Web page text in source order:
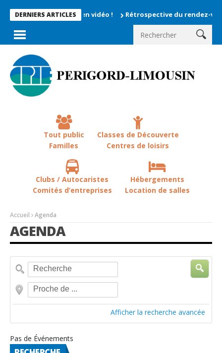
DERNIERS ARTICLES
moments enregistrés en vidéo ! Rétrospective du rendez-vous
Tout public
Familles
Classes de Découverte
Centres de loisirs
Clubs / Autocaristes
Comités d’entreprises
Hébergements
Location de salles
Accueil Agenda
AGENDA
Afficher la recherche avancée
Pas de Événements